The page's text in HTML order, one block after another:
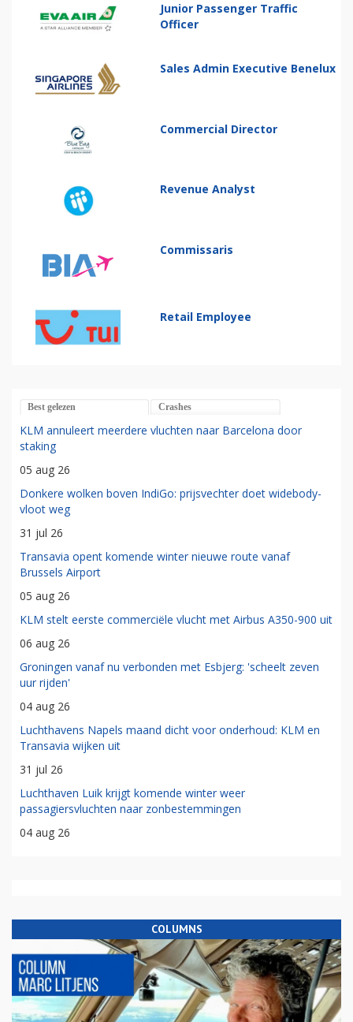
Junior Passenger Traffic
Officer
Sales Admin Executive Benelux
Commercial Director
Revenue Analyst
Commissaris
Retail Employee
Best gelezen Crashes
KLM annuleert meerdere vluchten naar Barcelona door
staking
05 aug 26
Donkere wolken boven IndiGo: prijsvechter doet widebody-
vloot weg
31 jul 26
Transavia opent komende winter nieuwe route vanaf
Brussels Airport
05 aug 26
KLM stelt eerste commerciële vlucht met Airbus A350-900 uit
06 aug 26
Groningen vanaf nu verbonden met Esbjerg: 'scheelt zeven
uur rijden'
04 aug 26
Luchthavens Napels maand dicht voor onderhoud: KLM en
Transavia wijken uit
31 jul 26
Luchthaven Luik krijgt komende winter weer
passagiersvluchten naar zonbestemmingen
04 aug 26
COLUMNS